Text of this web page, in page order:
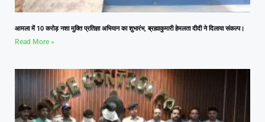
आमला में 10 करोड़ नशा मुक्ति प्रतिज्ञा अभियान का शुभारंभ, ब्रह्माकुमारी हेमलता दीदी ने दिलाया संकल्प।
Read More »